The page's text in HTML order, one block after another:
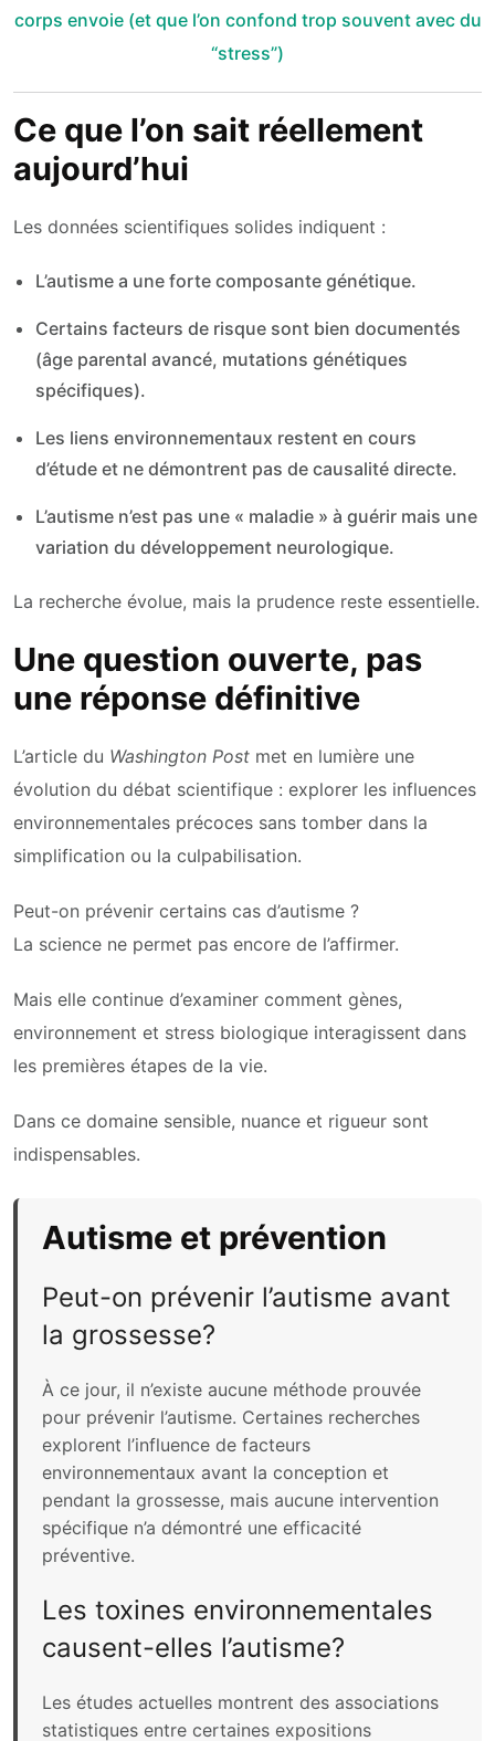
corps envoie (et que l’on confond trop souvent avec du
“stress”)
Ce que l’on sait réellement
aujourd’hui
Les données scientifiques solides indiquent :
L’autisme a une forte composante génétique.
Certains facteurs de risque sont bien documentés
(âge parental avancé, mutations génétiques
spécifiques).
Les liens environnementaux restent en cours
d’étude et ne démontrent pas de causalité directe.
L’autisme n’est pas une « maladie » à guérir mais une
variation du développement neurologique.
La recherche évolue, mais la prudence reste essentielle.
Une question ouverte, pas
une réponse définitive
L’article du Washington Post met en lumière une
évolution du débat scientifique : explorer les influences
environnementales précoces sans tomber dans la
simplification ou la culpabilisation.
Peut-on prévenir certains cas d’autisme ?
La science ne permet pas encore de l’affirmer.
Mais elle continue d’examiner comment gènes,
environnement et stress biologique interagissent dans
les premières étapes de la vie.
Dans ce domaine sensible, nuance et rigueur sont
indispensables.
Autisme et prévention
Peut-on prévenir l’autisme avant
la grossesse?
À ce jour, il n’existe aucune méthode prouvée
pour prévenir l’autisme. Certaines recherches
explorent l’influence de facteurs
environnementaux avant la conception et
pendant la grossesse, mais aucune intervention
spécifique n’a démontré une efficacité
préventive.
Les toxines environnementales
causent-elles l’autisme?
Les études actuelles montrent des associations
statistiques entre certaines expositions